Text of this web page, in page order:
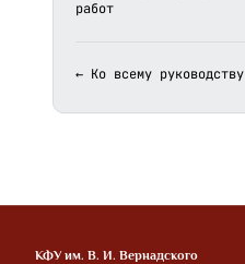
работ
← Ко всему руководству
КФУ им. В. И. Вернадского